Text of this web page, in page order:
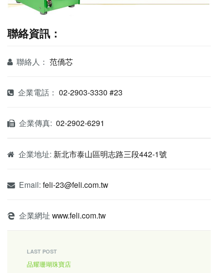
聯絡資訊：
聯絡人： 范僑芯
企業電話： 02-2903-3330 #23
企業傳真: 02-2902-6291
企業地址: 新北市泰山區明志路三段442-1號
Email: feli-23@feli.com.tw
企業網址 www.feli.com.tw
LAST POST
品耀珊瑚珠寶店